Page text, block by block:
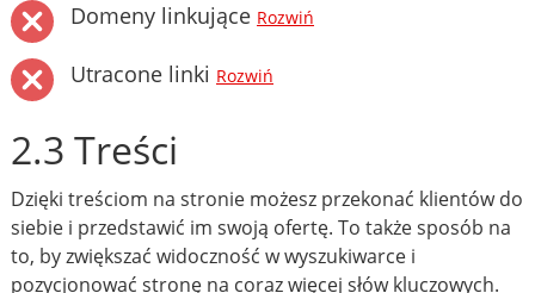
Domeny linkujące Rozwiń
Utracone linki Rozwiń
2.3 Treści
Dzięki treściom na stronie możesz przekonać klientów do
siebie i przedstawić im swoją ofertę. To także sposób na
to, by zwiększać widoczność w wyszukiwarce i
pozycjonować stronę na coraz więcej słów kluczowych.